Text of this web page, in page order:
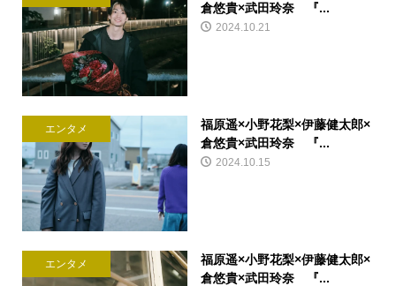
倉悠貴×武田玲奈 『...
2024.10.21
エンタメ
福原遥×小野花梨×伊藤健太郎×
倉悠貴×武田玲奈 『...
2024.10.15
エンタメ
福原遥×小野花梨×伊藤健太郎×
倉悠貴×武田玲奈 『...